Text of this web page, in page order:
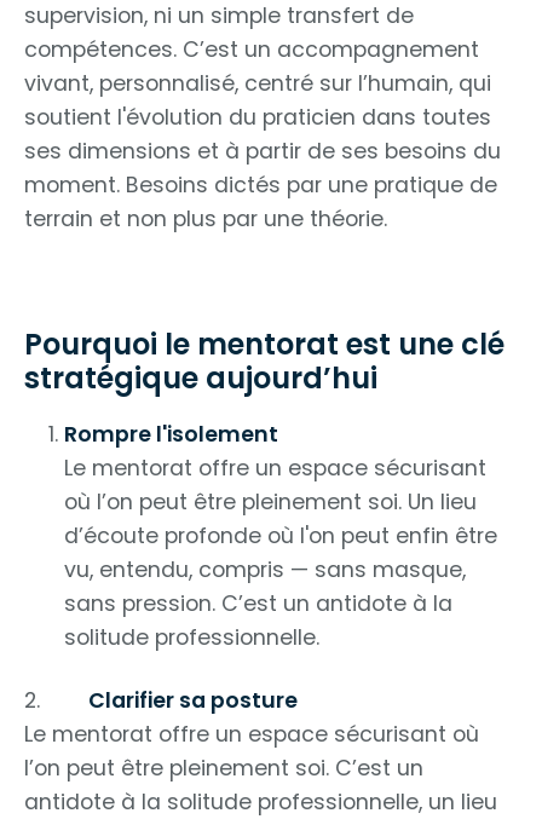
supervision, ni un simple transfert de
compétences. C’est un accompagnement
vivant, personnalisé, centré sur l’humain, qui
soutient l'évolution du praticien dans toutes
ses dimensions et à partir de ses besoins du
moment. Besoins dictés par une pratique de
terrain et non plus par une théorie.
Pourquoi le mentorat est une clé
stratégique aujourd’hui
Rompre l'isolement
Le mentorat offre un espace sécurisant
où l’on peut être pleinement soi. Un lieu
d’écoute profonde où l'on peut enfin être
vu, entendu, compris — sans masque,
sans pression. C’est un antidote à la
solitude professionnelle.
2. Clarifier sa posture
Le mentorat offre un espace sécurisant où
l’on peut être pleinement soi. C’est un
antidote à la solitude professionnelle, un lieu